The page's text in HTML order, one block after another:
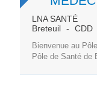
LNA SANTÉ
Breteuil
CDD
Bienvenue au
Pôle de Santé de